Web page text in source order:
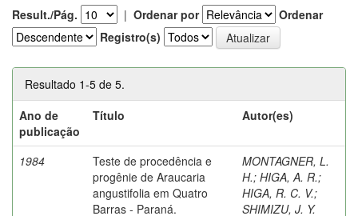
Result./Pág. | Ordenar por
Ordenar
Registro(s)
Resultado 1-5 de 5.
Ano de
publicação
Título Autor(es)
1984
Teste de procedência e
progênie de Araucaria
angustifolia em Quatro
Barras - Paraná.
MONTAGNER, L.
H.; HIGA, A. R.;
HIGA, R. C. V.;
SHIMIZU, J. Y.